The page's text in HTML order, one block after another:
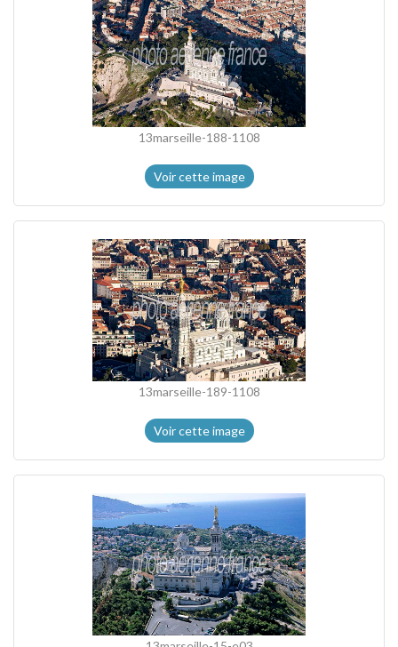
13marseille-188-1108
Voir cette image
13marseille-189-1108
Voir cette image